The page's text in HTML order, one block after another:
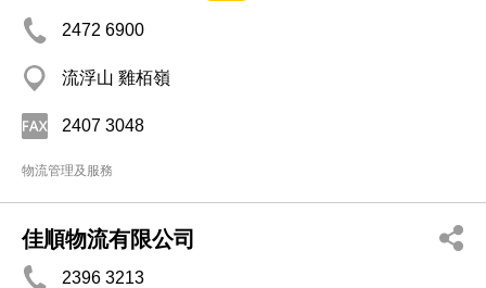
2472 6900
流浮山 雞栢嶺
2407 3048
物流管理及服務
佳順物流有限公司
2396 3213